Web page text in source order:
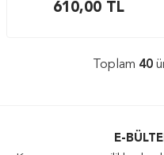
610,00 TL
Toplam 40
E-